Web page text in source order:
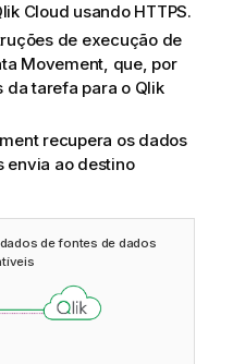
Cloud usando HTTPS.
de execução de
Movement, que, por
da tarefa para o Qlik
recupera os dados
envia ao destino
de fontes de dados